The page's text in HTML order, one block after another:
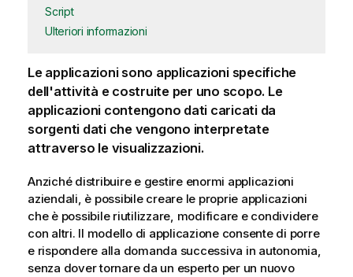
Script
Ulteriori informazioni
Le applicazioni sono applicazioni specifiche
dell'attività e costruite per uno scopo. Le
applicazioni contengono dati caricati da
sorgenti dati che vengono interpretate
attraverso le visualizzazioni.
Anziché distribuire e gestire enormi applicazioni
aziendali, è possibile creare le proprie applicazioni
che è possibile riutilizzare, modificare e condividere
con altri. Il modello di applicazioneconsente di porre
e rispondere alla domanda successiva in autonomia,
senza dover tornare da un esperto per un nuovo